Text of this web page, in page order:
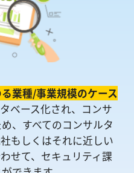
業種/事業規模のケース
ベース化され、コンサ
、すべてのコンサルタ
もしくはそれに近しい
せて、セキュリティ課